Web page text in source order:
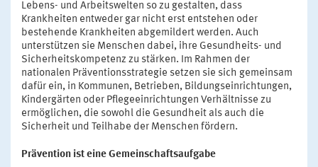
Lebens- und Arbeitswelten so zu gestalten, dass
Krankheiten entweder gar nicht erst entstehen oder
bestehende Krankheiten abgemildert werden. Auch
unterstützen sie Menschen dabei, ihre Gesundheits- und
Sicherheitskompetenz zu stärken. Im Rahmen der
nationalen Präventionsstrategie setzen sie sich gemeinsam
dafür ein, in Kommunen, Betrieben, Bildungseinrichtungen,
Kindergärten oder Pflegeeinrichtungen Verhältnisse zu
ermöglichen, die sowohl die Gesundheit als auch die
Sicherheit und Teilhabe der Menschen fördern.
Prävention ist eine Gemeinschaftsaufgabe